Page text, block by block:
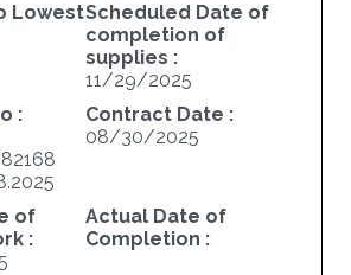
LowestScheduled Date of
completion of
supplies :
11/29/2025
:
Contract Date :
08/30/2025
of
:
Actual Date of
Completion :